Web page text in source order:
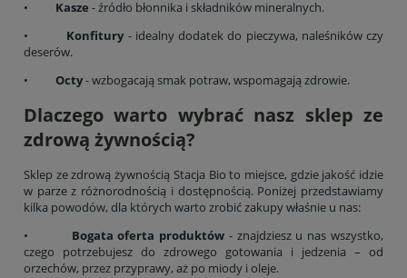
• Kasze - źródło błonnika i składników mineralnych.
• Konfitury - idealny dodatek do pieczywa, naleśników czy
deserów.
• Octy- wzbogacają smak potraw, wspomagają zdrowie.
Dlaczego warto wybrać nasz sklep ze
zdrową żywnością?
Sklep ze zdrową żywnością Stacja Bio to miejsce, gdzie jakość idzie
w parze z różnorodnością i dostępnością. Poniżej przedstawiamy
kilka powodów, dla których warto zrobić zakupy właśnie u nas:
• Bogata oferta produktów - znajdziesz u nas wszystko,
czego potrzebujesz do zdrowego gotowania i jedzenia – od
orzechów, przez przyprawy, aż po miody i oleje.